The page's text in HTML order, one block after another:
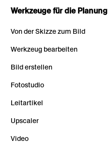
Werkzeuge für die Planung
Von der Skizze zum Bild
Werkzeug bearbeiten
Bild erstellen
Fotostudio
Leitartikel
Upscaler
Video